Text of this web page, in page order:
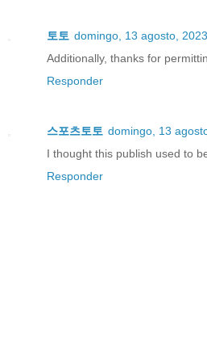
토토 domingo, 13 agosto, 2023
Additionally, thanks for
Responder
스포츠토토 domingo, 13
I thought this publish used to
Responder